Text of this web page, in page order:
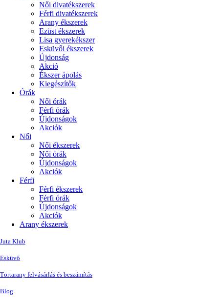
Női divatékszerek
Férfi divatékszerek
Arany ékszerek
Ezüst ékszerek
Lisa gyerekékszer
Esküvői ékszerek
Újdonság
Akció
Ékszer ápolás
Kiegészítők
Órák
Női órák
Férfi órák
Újdonságok
Akciók
Női
Női ékszerek
Női órák
Újdonságok
Akciók
Férfi
Férfi ékszerek
Férfi órák
Újdonságok
Akciók
Arany ékszerek
Juta Klub
Esküvő
Törtarany felvásárlás és beszámítás
Blog